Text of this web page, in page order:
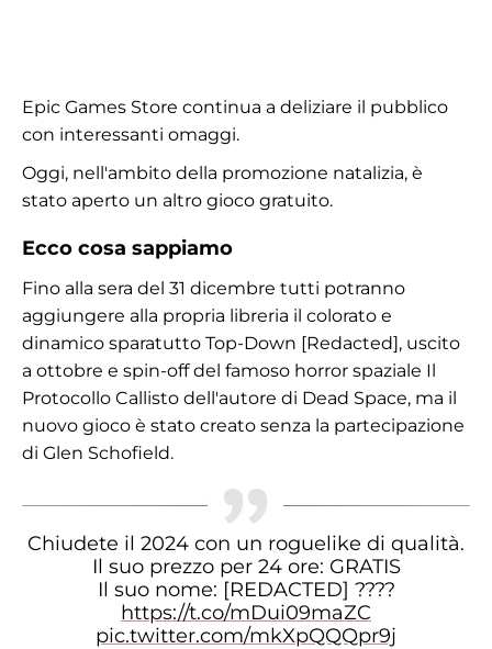
Epic Games Store continua a deliziare il pubblico
con interessanti omaggi.
Oggi, nell'ambito della promozione natalizia, è
stato aperto un altro gioco gratuito.
Ecco cosa sappiamo
Fino alla sera del 31 dicembre tutti potranno
aggiungere alla propria libreria il colorato e
dinamico sparatutto Top-Down [Redacted], uscito
a ottobre e spin-off del famoso horror spaziale Il
Protocollo Callisto dell'autore di Dead Space, ma il
nuovo gioco è stato creato senza la partecipazione
di Glen Schofield.
Chiudete il 2024 con un roguelike di qualità.
Il suo prezzo per 24 ore: GRATIS
Il suo nome: [REDACTED] ????
https://t.co/mDui09maZC
pic.twitter.com/mkXpQQQpr9j